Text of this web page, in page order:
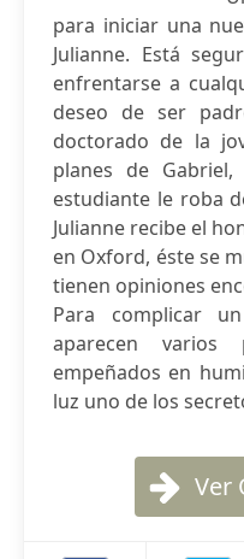
para iniciar una
Julianne. Está
enfrentarse a
deseo de ser
doctorado de la
planes de
estudiante le roba
Julianne recibe el
en Oxford, éste se
tienen opiniones
Para complicar
aparecen varios
empeñados en
luz uno de los
Ver